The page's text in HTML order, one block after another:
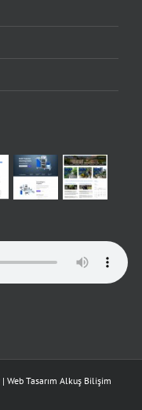
Web Tasarım Alkuş Bilişim